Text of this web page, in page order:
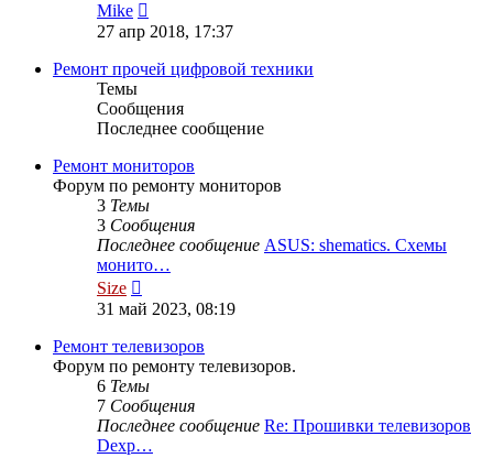
Mike
к
сообщению
27 апр 2018, 17:37
Ремонт прочей цифровой техники
Темы
Сообщения
Последнее сообщение
Ремонт мониторов
Форум по ремонту мониторов
3 Темы
3 Сообщения
Последнее сообщение ASUS: shematics. Схемы
монито…
Size
к
сообщению
31 май 2023, 08:19
Ремонт телевизоров
Форум по ремонту телевизоров.
6 Темы
7 Сообщения
Последнее сообщение Re: Прошивки телевизоров
Dexp…